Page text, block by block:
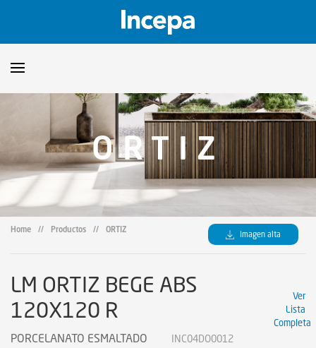
Downloads ▼
Catalogos
Certificados
Orientaciones Técnicas ▼
Showroom
ORTIZ
Home // Productos // ORTIZ Imagen alta
LM ORTIZ BEGE ABS
120X120 R
PORCELANATO ESMALTADO INC04DO0012
Ver
Lista
Completa